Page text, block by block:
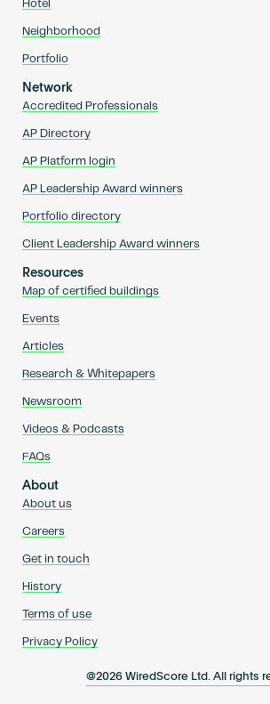
Hotel
Neighborhood
Portfolio
Network
Accredited Professionals
AP Directory
AP Platform login
AP Leadership Award winners
Portfolio directory
Client Leadership Award winners
Resources
Map of certified buildings
Events
Articles
Research & Whitepapers
Newsroom
Videos & Podcasts
FAQs
About
About us
Careers
Get in touch
History
Terms of use
Privacy Policy
@2026 WiredScore Ltd. All rights